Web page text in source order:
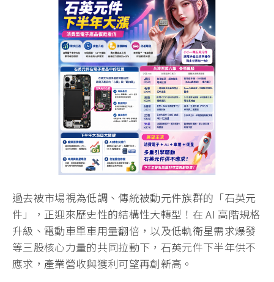
過去被市場視為低調、傳統被動元件族群的「石英元
件」，正迎來歷史性的結構性大轉型！在 AI 高階規格
升級、電動車單車用量翻倍，以及低軌衛星需求爆發
等三股核心力量的共同拉動下，石英元件下半年供不
應求，產業營收與獲利可望再創新高。